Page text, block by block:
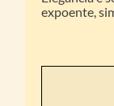
expoente,